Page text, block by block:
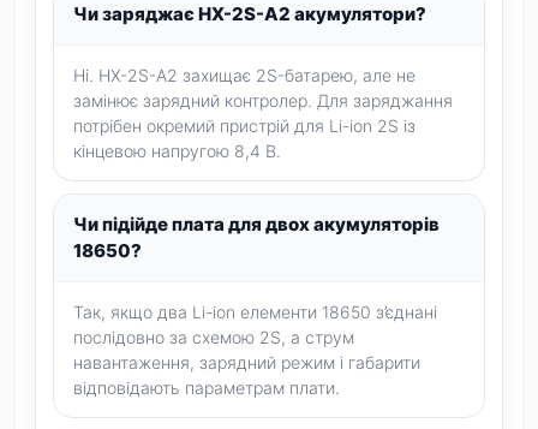
Чи заряджає HX-2S-A2 акумулятори?
Ні. HX-2S-A2 захищає 2S-батарею, але не
замінює зарядний контролер. Для заряджання
потрібен окремий пристрій для Li-ion 2S із
кінцевою напругою 8,4 В.
Чи підійде плата для двох акумуляторів
18650?
Так, якщо два Li-ion елементи 18650 з’єднані
послідовно за схемою 2S, а струм
навантаження, зарядний режим і габарити
відповідають параметрам плати.